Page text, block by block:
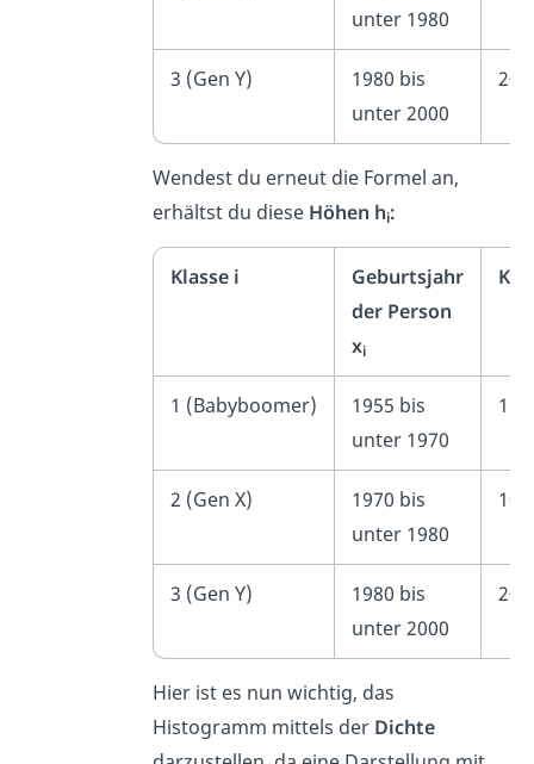
unter 1980
3 (Gen Y)
1980 bis
unter 2000
20
Wendest du erneut die Formel an,
erhältst du diese Höhen hi:
Klasse i
Geburtsjahr
der Person
xi
1 (Babyboomer)
1955 bis
unter 1970
15
2 (Gen X)
1970 bis
unter 1980
10
3 (Gen Y)
1980 bis
unter 2000
20
Hier ist es nun wichtig, das
Histogramm mittels der Dichte